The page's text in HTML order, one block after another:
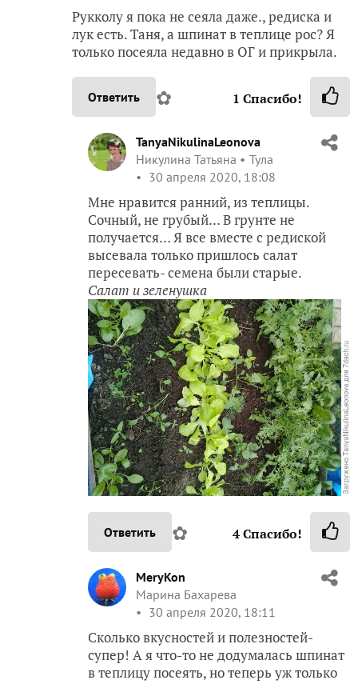
Рукколу я пока не сеяла даже., редиска и
лук есть. Таня, а шпинат в теплице рос? Я
только посеяла недавно в ОГ и прикрыла.
Ответить ✿ 1 Спасибо!
TanyaNikulinaLeonova
Никулина Татьяна
Тула
30 апреля 2020, 18:08
Мне нравится ранний, из теплицы.
Сочный, не грубый… В грунте не
получается… Я все вместе с редиской
высевала только пришлось салат
пересевать- семена были старые.
Салат и зеленушка
Ответить ✿ 4Спасибо!
MeryKon
Марина Бахарева
30 апреля 2020, 18:11
Сколько вкусностей и полезностей-
супер! А я что-то не додумалась шпинат
в теплицу посеять, но теперь уж только